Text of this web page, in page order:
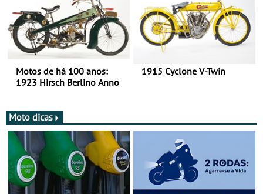
Motos de há 100 anos:
1923 Hirsch Berlino Anno
1915 Cyclone V-Twin
Moto dicas